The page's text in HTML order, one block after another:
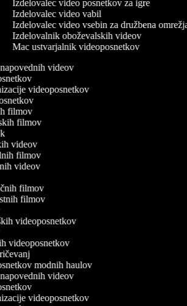
Izdelovalec video posnetkov za igre
Izdelovalec video vabil
Izdelovalec video vsebin za družbena omrežja
Izdelovalnik oboževalskih videov
Mac ustvarjalnik videoposnetkov
videov
videoposnetkov
filmov
filmov
videov
filmov
videov
filmov
filmov
videoposnetkov
videoposnetkov
modnih haulov
videov
videoposnetkov